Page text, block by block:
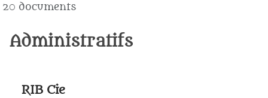
20 documents
Administratifs
RIB Cie